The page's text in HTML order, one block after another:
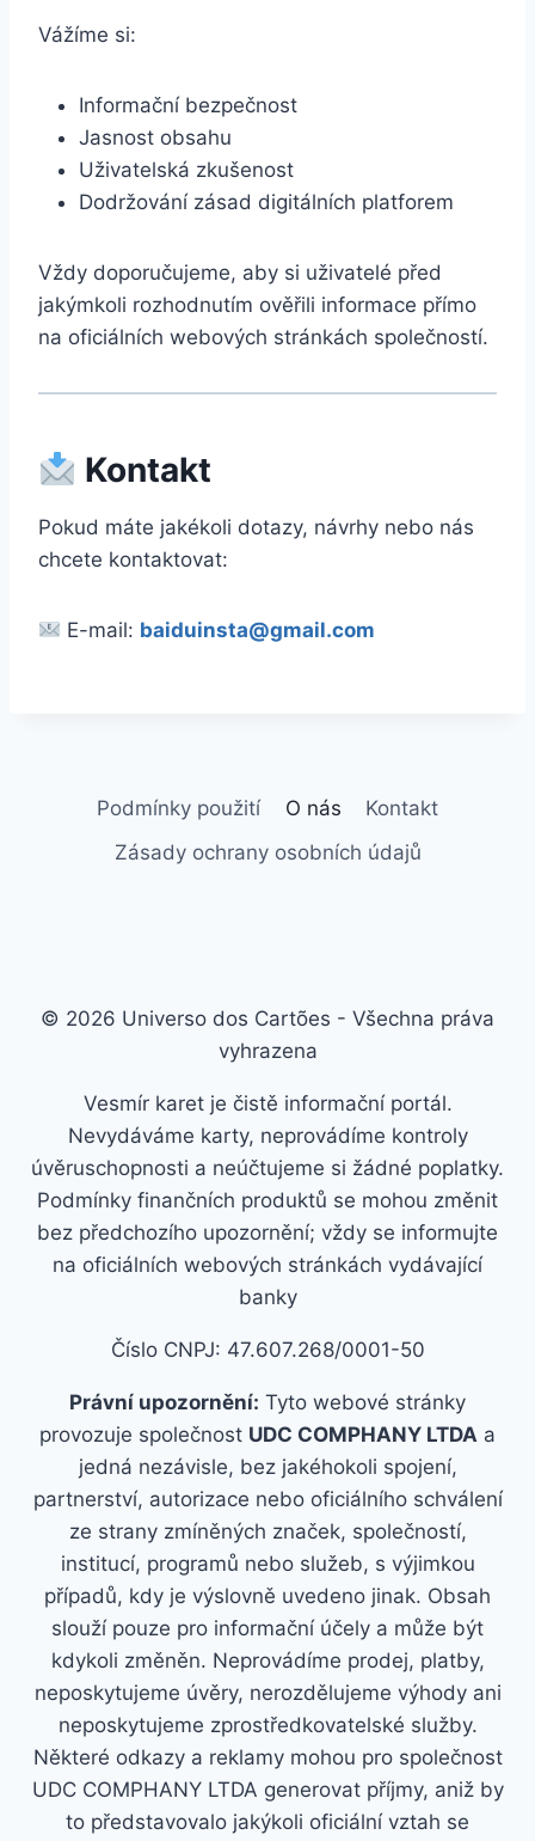
Vážíme si:
Informační bezpečnost
Jasnost obsahu
Uživatelská zkušenost
Dodržování zásad digitálních platforem
Vždy doporučujeme, aby si uživatelé před
jakýmkoli rozhodnutím ověřili informace přímo
na oficiálních webových stránkách společností.
Kontakt
Pokud máte jakékoli dotazy, návrhy nebo nás
chcete kontaktovat:
E-mail: baiduinsta@gmail.com
Podmínky použití O nás
Kontakt
Zásady ochrany osobních údajů
© 2026 Universo dos Cartões - Všechna práva
vyhrazena
Vesmír karet je čistě informační portál.
Nevydáváme karty, neprovádíme kontroly
úvěruschopnosti a neúčtujeme si žádné poplatky.
Podmínky finančních produktů se mohou změnit
bez předchozího upozornění; vždy se informujte
na oficiálních webových stránkách vydávající
banky
Číslo CNPJ: 47.607.268/0001-50
Právní upozornění: Tyto webové stránky
provozuje společnost UDC COMPHANY LTDA a
jedná nezávisle, bez jakéhokoli spojení,
partnerství, autorizace nebo oficiálního schválení
ze strany zmíněných značek, společností,
institucí, programů nebo služeb, s výjimkou
případů, kdy je výslovně uvedeno jinak. Obsah
slouží pouze pro informační účely a může být
kdykoli změněn. Neprovádíme prodej, platby,
neposkytujeme úvěry, nerozdělujeme výhody ani
neposkytujeme zprostředkovatelské služby.
Některé odkazy a reklamy mohou pro společnost
UDC COMPHANY LTDA generovat příjmy, aniž by
to představovalo jakýkoli oficiální vztah se